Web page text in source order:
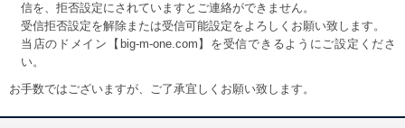
信を、拒否設定にされていますとご連絡ができません。
受信拒否設定を解除または受信可能設定をよろしくお願い致します。
当店のドメイン【big-m-one.com】を受信できるようにご設定くださ
い。
お手数ではございますが、ご了承宜しくお願い致します。